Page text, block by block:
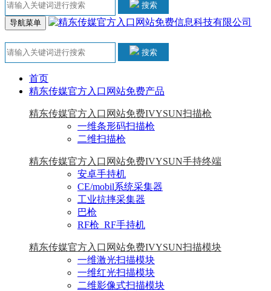
搜索
导航菜单
搜索
首页
精东传媒官方入口网站免费产品
精东传媒官方入口网站免费IVYSUN扫描枪
一维条形码扫描枪
二维扫描枪
精东传媒官方入口网站免费IVYSUN手持终端
安卓手持机
CE/mobil系统采集器
工业抗摔采集器
巴枪
RF枪_RF手持机
精东传媒官方入口网站免费IVYSUN扫描模块
一维激光扫描模块
一维红光扫描模块
二维影像式扫描模块